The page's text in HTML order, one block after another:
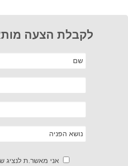
לקבלת הצעה
אני מאשר.ת לנציג